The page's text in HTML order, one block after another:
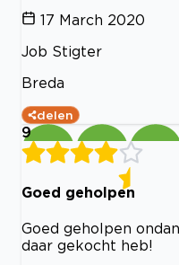
17 March 2020
Job Stigter
Breda
delen
9
Goed geholpen
Goed geholpen
daar gekocht heb!